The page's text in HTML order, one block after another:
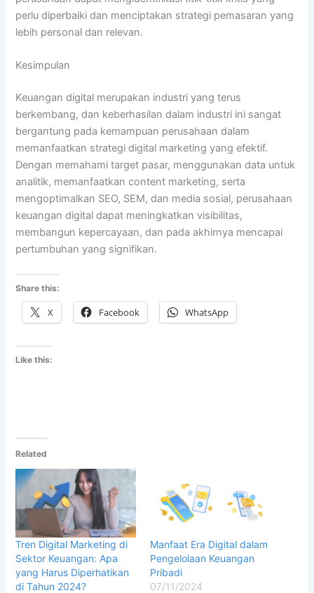
perlu diperbaiki dan menciptakan strategi pemasaran yang
lebih personal dan relevan.
Kesimpulan
Keuangan digital merupakan industri yang terus
berkembang, dan keberhasilan dalam industri ini sangat
bergantung pada kemampuan perusahaan dalam
memanfaatkan strategi digital marketing yang efektif.
Dengan memahami target pasar, menggunakan data untuk
analitik, memanfaatkan content marketing, serta
mengoptimalkan SEO, SEM, dan media sosial, perusahaan
keuangan digital dapat meningkatkan visibilitas,
membangun kepercayaan, dan pada akhirnya mencapai
pertumbuhan yang signifikan.
Share this:
X Facebook WhatsApp
Like this:
Related
Tren Digital Marketing di
Sektor Keuangan: Apa
yang Harus Diperhatikan
di Tahun 2024?
Manfaat Era Digital dalam
Pengelolaan Keuangan
Pribadi
07/11/2024